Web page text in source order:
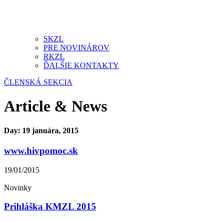
SKZL
PRE NOVINÁROV
RKZL
ĎALŠIE KONTAKTY
ČLENSKÁ SEKCIA
Article & News
Day: 19 januára, 2015
www.hivpomoc.sk
19/01/2015
Novinky
Prihláška KMZL 2015